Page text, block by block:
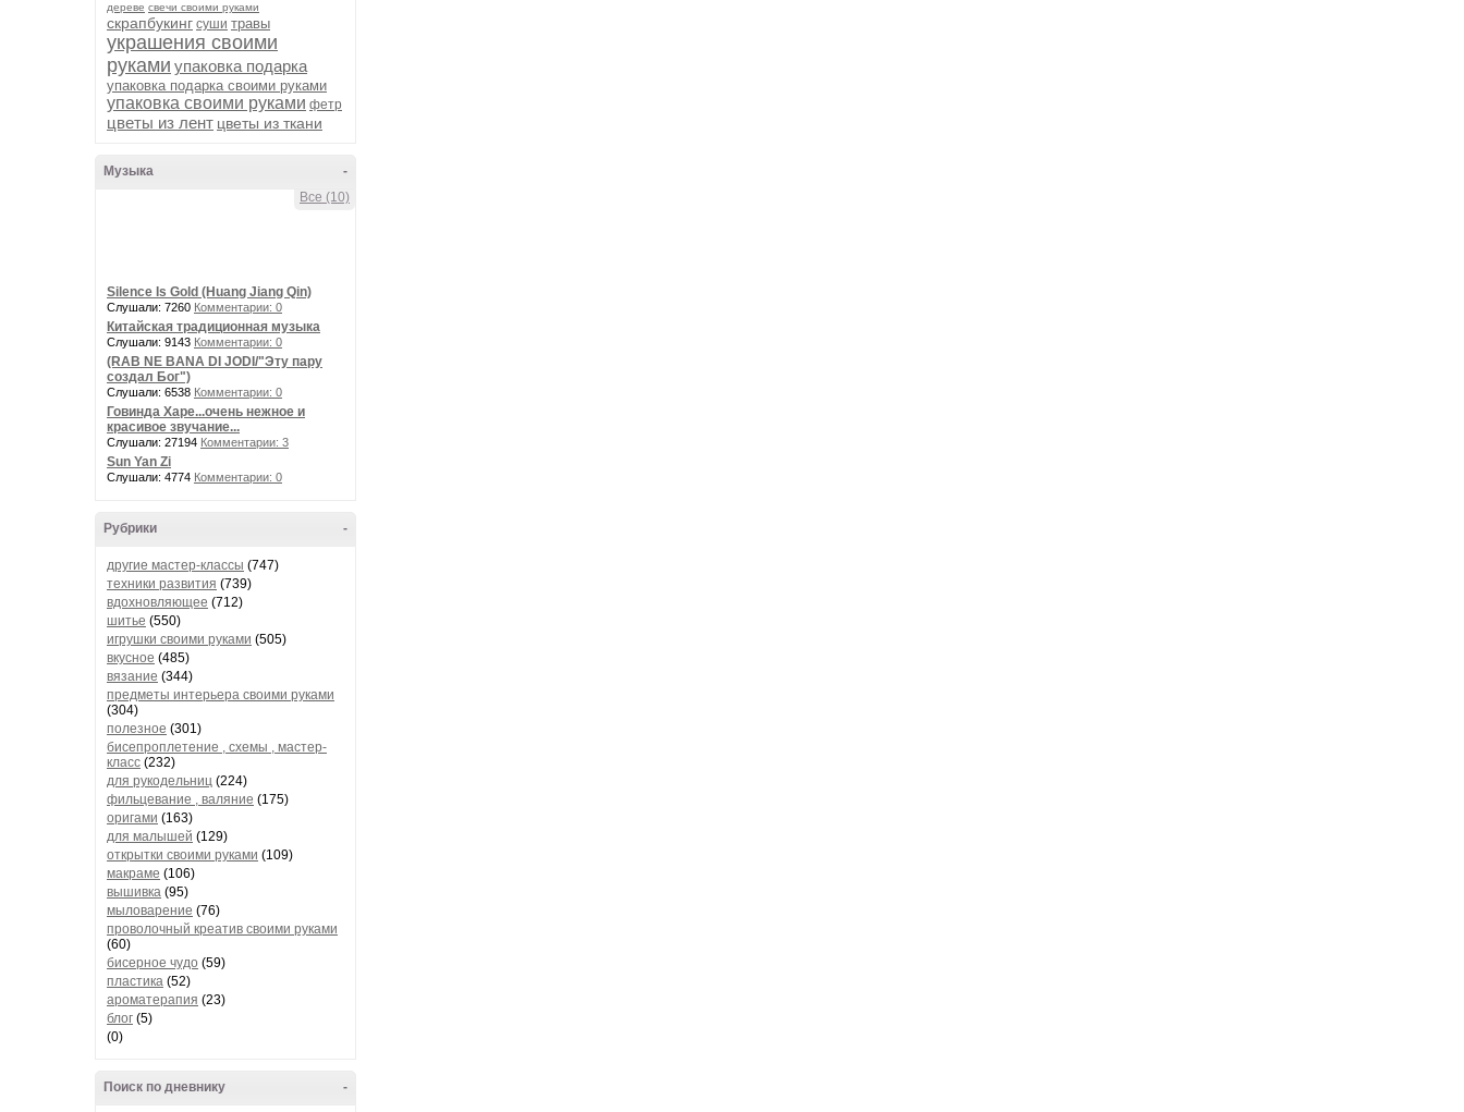
дереве свечи своими руками
скрапбукинг суши травы
украшения своими
руками упаковка подарка
упаковка подарка своими руками
упаковка своими руками фетр
цветы из лент цветы из ткани
-
Музыка
Все (10)
Silence Is Gold (Huang Jiang Qin)
Слушали: 7260 Комментарии: 0
Китайская традиционная музыка
Слушали: 9143 Комментарии: 0
(RAB NE BANA DI JODI/"Эту пару
создал Бог")
Слушали: 6538 Комментарии: 0
Говинда Харе...очень нежное и
красивое звучание...
Слушали: 27194 Комментарии: 3
Sun Yan Zi
Слушали: 4774 Комментарии: 0
-
Рубрики
другие мастер-классы (747)
техники развития (739)
вдохновляющее (712)
шитье (550)
игрушки своими руками (505)
вкусное (485)
вязание (344)
предметы интерьера своими руками
(304)
полезное (301)
бисепроплетение , схемы , мастер-
класс (232)
для рукодельниц (224)
фильцевание , валяние (175)
оригами (163)
для малышей (129)
открытки своими руками (109)
макраме (106)
вышивка (95)
мыловарение (76)
проволочный креатив своими руками
(60)
бисерное чудо (59)
пластика (52)
ароматерапия (23)
блог (5)
(0)
-
Поиск по дневнику